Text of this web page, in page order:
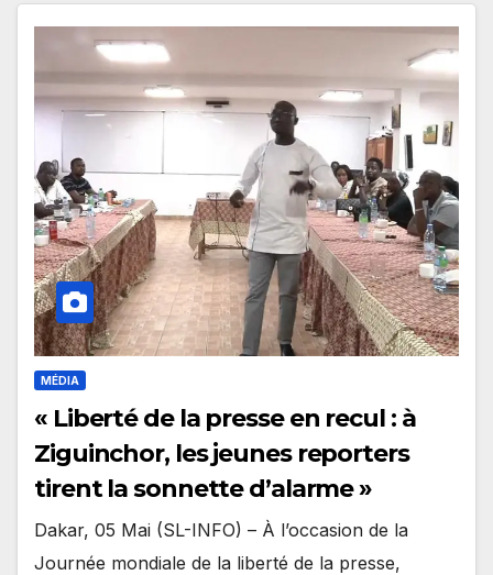
MÉDIA
« Liberté de la presse en recul : à
Ziguinchor, les jeunes reporters
tirent la sonnette d’alarme »
Dakar, 05 Mai (SL-INFO) – À l’occasion de la
Journée mondiale de la liberté de la presse,